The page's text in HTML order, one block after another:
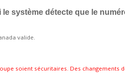
système détecte que le
valide.
soient sécuritaires. Des changements